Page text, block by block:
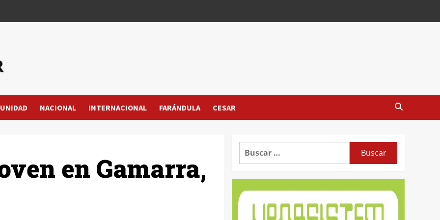
NACIONAL INTERNACIONAL FARÁNDULA CESAR
en Gamarra,
Buscar: